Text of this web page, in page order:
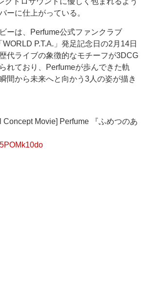
ーに仕上がっている。
ーは、Perfume公式ファンクラブ
WORLD P.T.A.」発足記念日の2月14日
代ライブの象徴的なモチーフが3DCG
れており、Perfumeが歩んできた軌
間から未来へと向かう3人の姿が描き
Concept Movie] Perfume 『ふめつのあ